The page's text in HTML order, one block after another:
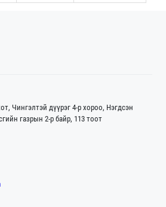
Чингэлтэй дүүрэг 4-р хороо, Нэгдсэн
газрын 2-р байр, 113 тоот